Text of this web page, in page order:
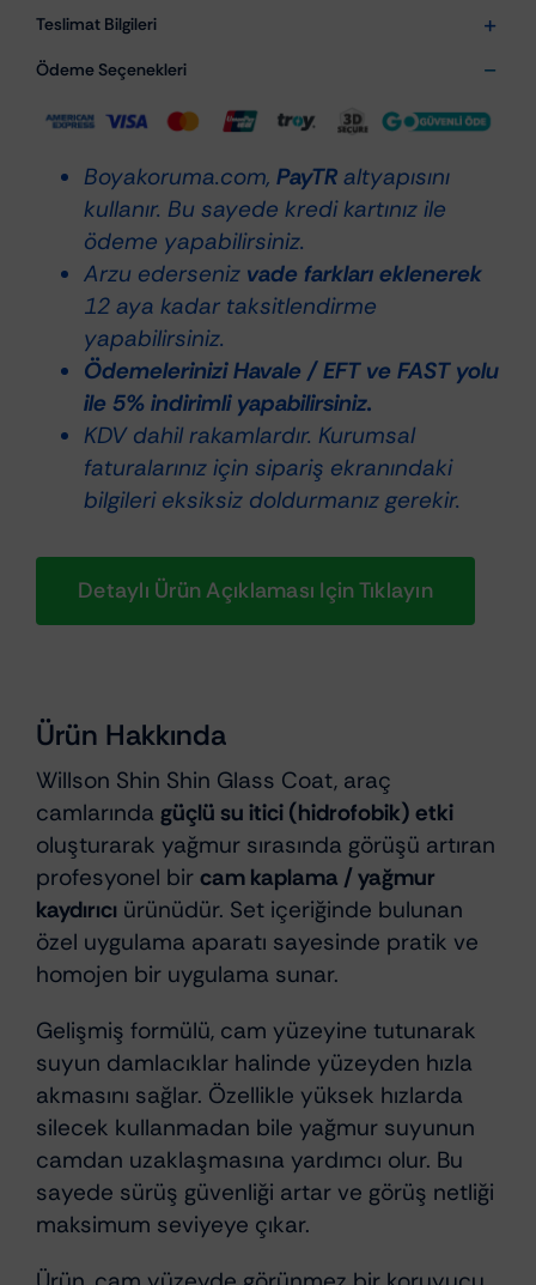
Shin
Glass
Coat
30ml
Cam
Su
Kaydırıcı
(Uygulama
Aparatlı
Set)
adet
Teslimat Bilgileri
Ödeme Seçenekleri
Boyakoruma.com, PayTRaltyapısını
kullanır. Bu sayede kredi kartınız ile
ödeme yapabilirsiniz.
Arzu ederseniz vade farkları eklenerek
12 aya kadar taksitlendirme
yapabilirsiniz.
Ödemelerinizi Havale / EFT ve FAST yolu
ile 5% indirimli yapabilirsiniz.
KDV dahil rakamlardır. Kurumsal
faturalarınız için sipariş ekranındaki
bilgileri eksiksiz doldurmanız gerekir.
Detaylı Ürün Açıklaması Için Tıklayın
Ürün Hakkında
Willson Shin Shin Glass Coat, araç
camlarında güçlü su itici (hidrofobik) etki
oluşturarak yağmur sırasında görüşü artıran
profesyonel bir cam kaplama / yağmur
kaydırıcı ürünüdür. Set içeriğinde bulunan
özel uygulama aparatı sayesinde pratik ve
homojen bir uygulama sunar.
Gelişmiş formülü, cam yüzeyine tutunarak
suyun damlacıklar halinde yüzeyden hızla
akmasını sağlar. Özellikle yüksek hızlarda
silecek kullanmadan bile yağmur suyunun
camdan uzaklaşmasına yardımcı olur. Bu
sayede sürüş güvenliği artar ve görüş netliği
maksimum seviyeye çıkar.